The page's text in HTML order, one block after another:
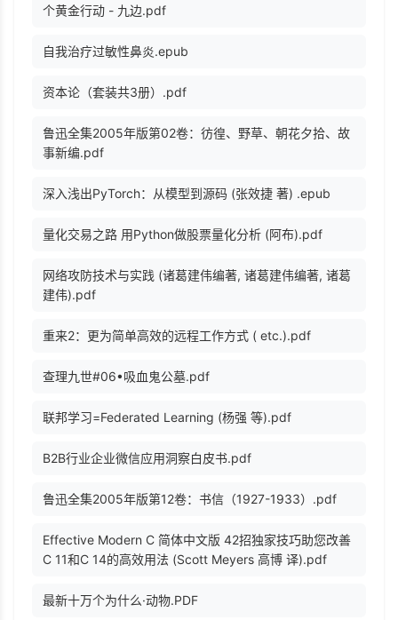
个黄金行动 - 九边.pdf
自我治疗过敏性鼻炎.epub
资本论（套装共3册）.pdf
鲁迅全集2005年版第02卷：彷徨、野草、朝花夕拾、故
事新编.pdf
深入浅出PyTorch：从模型到源码 (张效捷 著) .epub
量化交易之路 用Python做股票量化分析 (阿布).pdf
网络攻防技术与实践 (诸葛建伟编著, 诸葛建伟编著, 诸葛
建伟).pdf
重来2：更为简单高效的远程工作方式 ( etc.).pdf
查理九世#06•吸血鬼公墓.pdf
联邦学习=Federated Learning (杨强 等).pdf
B2B行业企业微信应用洞察白皮书.pdf
鲁迅全集2005年版第12卷：书信（1927-1933）.pdf
Effective Modern C 简体中文版 42招独家技巧助您改善
C 11和C 14的高效用法 (Scott Meyers 高博 译).pdf
最新十万个为什么·动物.PDF